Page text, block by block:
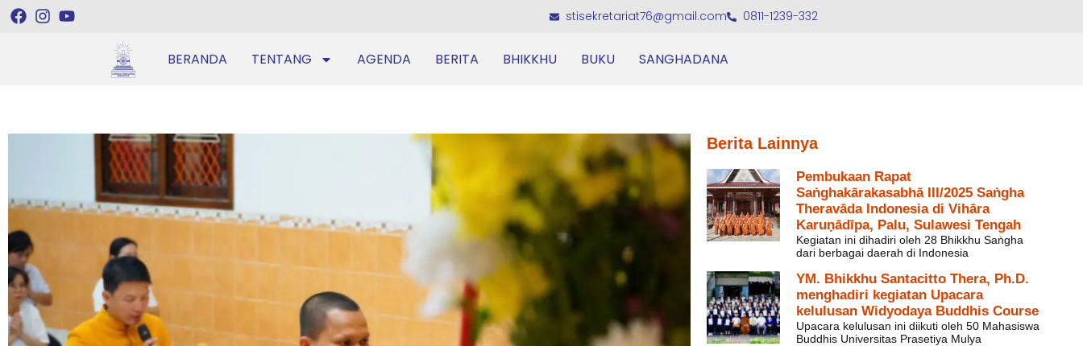
stisekretariat76@gmail.com 0811-1239-332
BERANDA TENTANG AGENDA BERITA BHIKKHU BUKU SANGHADANA
Berita Lainnya
Pembukaan Rapat
Saṅghakārakasabhā III/2025 Saṅgha
Theravāda Indonesia di Vihāra
Karuṇādīpa, Palu, Sulawesi Tengah
Kegiatan ini dihadiri oleh 28 Bhikkhu Saṅgha
dari berbagai daerah di Indonesia
YM. Bhikkhu Santacitto Thera, Ph.D.
menghadiri kegiatan Upacara
kelulusan Widyodaya Buddhis Course
Upacara kelulusan ini diikuti oleh 50 Mahasiswa
Buddhis Universitas Prasetiya Mulya